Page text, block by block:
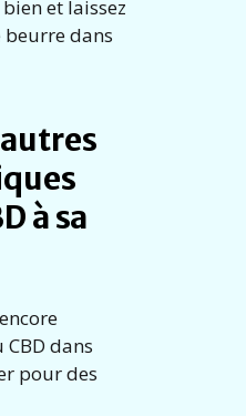
et laissez
dans
à sa
dans
pour des